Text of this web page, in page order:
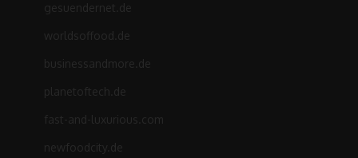
gesuendernet.de
worldsoffood.de
businessandmore.de
planetoftech.de
fast-and-luxurious.com
newfoodcity.de